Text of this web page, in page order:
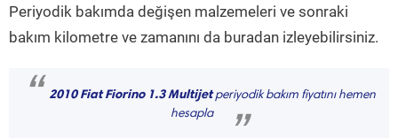
Periyodik bakımda değişen malzemeleri ve sonraki
bakım kilometre ve zamanını da buradan izleyebilirsiniz.
“ 2010 Fiat Fiorino 1.3 Multijetperiyodik bakım fiyatını hemen
hesapla